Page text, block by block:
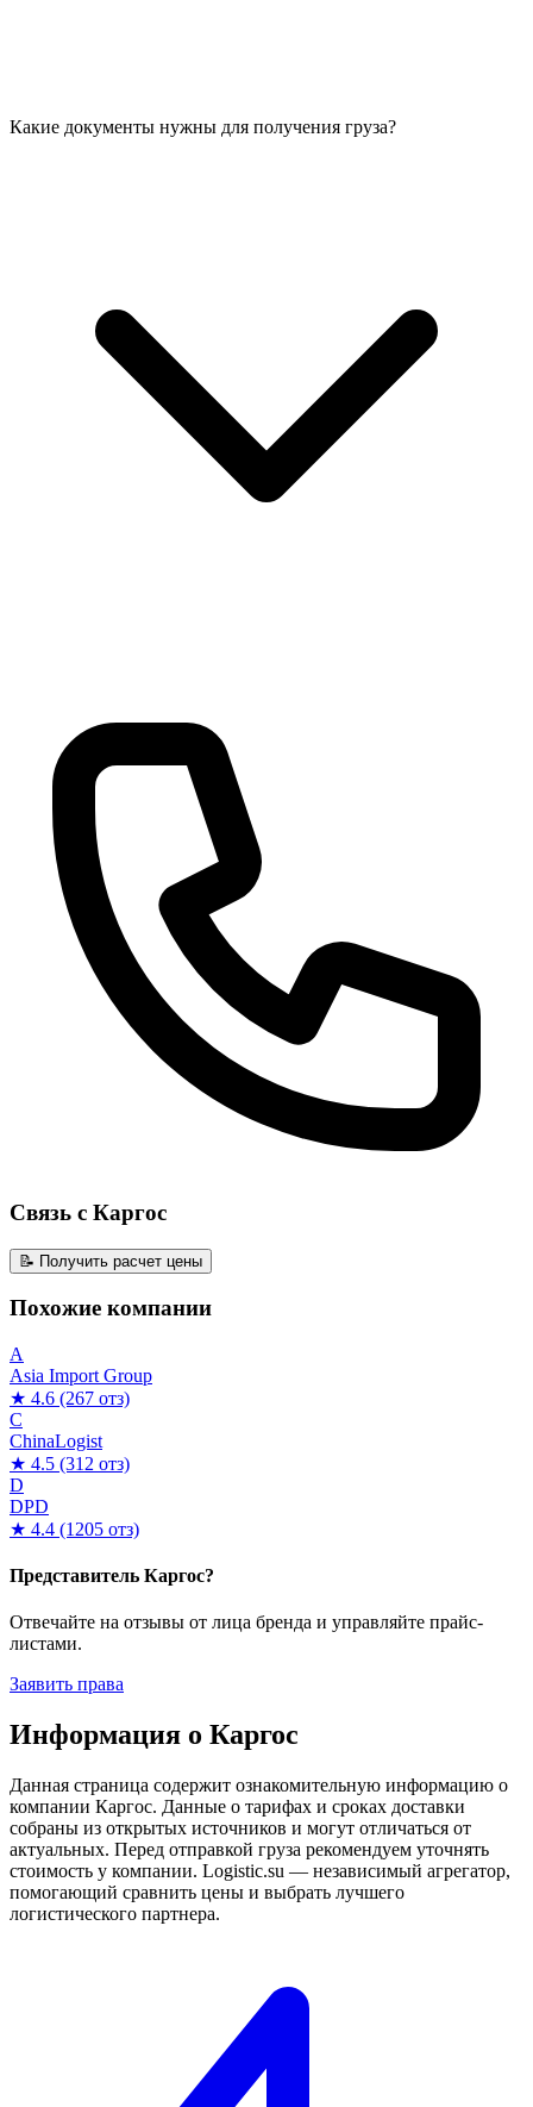
Какие документы нужны для получения груза?
Связь с Каргос
📝 Получить расчет цены
Похожие компании
A
Asia Import Group
★ 4.6 (267 отз)
C
ChinaLogist
★ 4.5 (312 отз)
D
DPD
★ 4.4 (1205 отз)
Представитель Каргос?
Отвечайте на отзывы от лица бренда и управляйте прайс-
листами.
Заявить права
Информация о Каргос
Данная страница содержит ознакомительную информацию о
компании Каргос. Данные о тарифах и сроках доставки
собраны из открытых источников и могут отличаться от
актуальных. Перед отправкой груза рекомендуем уточнять
стоимость у компании. Logistic.su — независимый агрегатор,
помогающий сравнить цены и выбрать лучшего
логистического партнера.